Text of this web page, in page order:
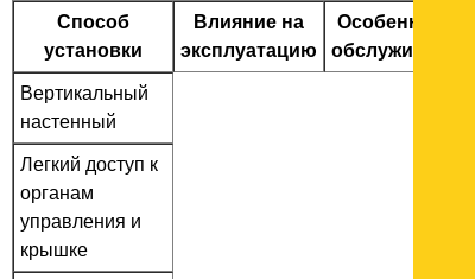
Способ
установки
Влияние на
эксплуатацию
Особенности
обслуживания
Вертикальный
настенный
Легкий доступ к
органам
управления и
крышке